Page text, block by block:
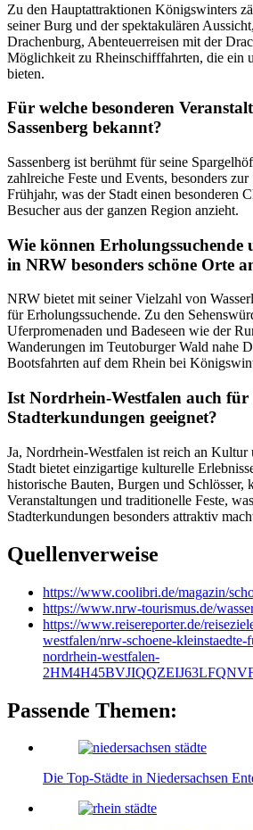
Zu den Hauptattraktionen Königswinters
seiner Burg und der spektakulären
Drachenburg, Abenteuerreisen mit der
Möglichkeit zu Rheinschifffahrten, die ein
bieten.
Für welche besonderen
Sassenberg bekannt?
Sassenberg ist berühmt für seine
zahlreiche Feste und Events, besonders
Frühjahr, was der Stadt einen besonderen
Besucher aus der ganzen Region anzieht.
Wie können
in NRW besonders schöne Orte
NRW bietet mit seiner Vielzahl von
für Erholungssuchende. Zu den
Uferpromenaden und Badeseen wie der
Wanderungen im Teutoburger Wald nahe
Bootsfahrten auf dem Rhein bei
Ist Nordrhein-Westfalen auch
Stadterkundungen geeignet?
Ja, Nordrhein-Westfalen ist reich an Kultur
Stadt bietet einzigartige kulturelle
historische Bauten, Burgen und Schlösser,
Veranstaltungen und traditionelle Feste,
Stadterkundungen besonders attraktiv
Quellenverweise
https://www.coolibri.de/magazin/
https://www.nrw-tourismus.de/
https://www.reisereporter.de/
westfalen/nrw-schoene-
nordrhein-westfalen-
Passende Themen:
Die Top-Städte in Niedersachsen